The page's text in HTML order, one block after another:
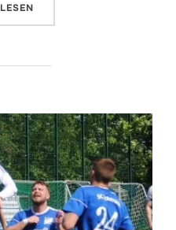
ÜBER “SCHWIMMBAD FÜR DIE
LESEN